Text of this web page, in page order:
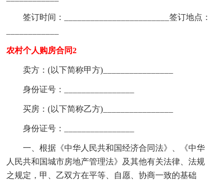
签订时间：________________________签订地点：
农村个人购房合同2
卖方：(以下简称甲方)________________
身份证号：________________
买房：(以下简称乙方)________________
身份证号：________________
一、根据《中华人民共和国经济合同法》、《中华
人民共和国城市房地产管理法》及其他有关法律、法规
之规定，甲、乙双方在平等、自愿、协商一致的基础